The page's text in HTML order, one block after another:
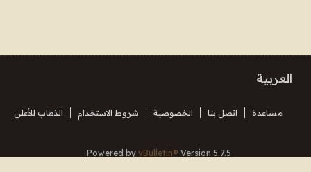
العربية
مساعدة اتصل بنا الخصوصية شروط الاستخدام الذهاب للأعلى
Powered by vBulletin® Version 5.7.5